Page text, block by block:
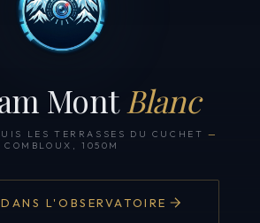
Mont Blanc
LES TERRASSES DU CUCHET —
COMBLOUX, 1050M
L'OBSERVATOIRE